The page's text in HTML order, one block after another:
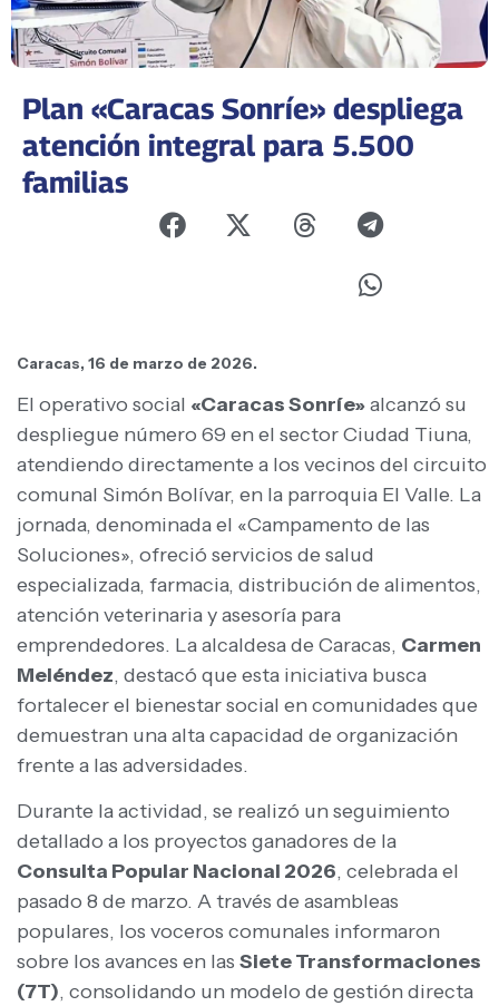
Plan «Caracas Sonríe» despliega
atención integral para 5.500
familias
Caracas, 16 de marzo de 2026.
El operativo social «Caracas Sonríe»alcanzó su
despliegue número 69 en el sector Ciudad Tiuna,
atendiendo directamente a los vecinos del circuito
comunal Simón Bolívar, en la parroquia El Valle. La
jornada, denominada el «Campamento de las
Soluciones», ofreció servicios de salud
especializada, farmacia, distribución de alimentos,
atención veterinaria y asesoría para
emprendedores. La alcaldesa de Caracas, Carmen
Meléndez, destacó que esta iniciativa busca
fortalecer el bienestar social en comunidades que
demuestran una alta capacidad de organización
frente a las adversidades.
Durante la actividad, se realizó un seguimiento
detallado a los proyectos ganadores de la
Consulta Popular Nacional 2026, celebrada el
pasado 8 de marzo. A través de asambleas
populares, los voceros comunales informaron
sobre los avances en las Siete Transformaciones
(7T), consolidando un modelo de gestión directa